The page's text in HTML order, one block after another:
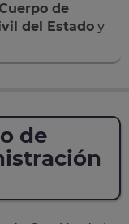
de
del Estado y
de